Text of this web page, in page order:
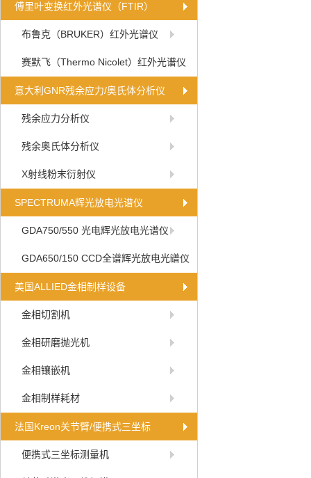
傅里叶变换红外光谱仪（FTIR）
布鲁克（BRUKER）红外光谱仪
赛默飞（Thermo Nicolet）红外光谱仪
意大利GNR残余应力/奥氏体分析仪
残余应力分析仪
残余奥氏体分析仪
X射线粉末衍射仪
SPECTRUMA辉光放电光谱仪
GDA750/550 光电辉光放电光谱仪
GDA650/150 CCD全谱辉光放电光谱仪
美国ALLIED金相制样设备
金相切割机
金相研磨抛光机
金相镶嵌机
金相制样耗材
法国Kreon关节臂/便携式三坐标
便携式三坐标测量机